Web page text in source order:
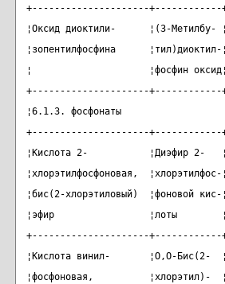
+---------------------+------------
¦Оксид диоктили-      ¦(3-
¦зопентилфосфина
¦                     ¦фосфин
+---------------------+------------
¦6.1.3. фосфонаты
+---------------------+------------
¦Кислота 2-           ¦Диэфир
¦хлорэтилфосфоновая,
¦бис(2-хлорэтиловый)
¦эфир                 ¦лоты
+---------------------+------------
¦Кислота винил-       ¦О,О-
¦фосфоновая,